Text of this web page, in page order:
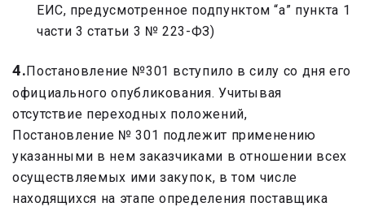
ЕИС, предусмотренное подпунктом “а” пункта 1
части 3 статьи 3 № 223-ФЗ)
4. Постановление №301 вступило в силу со дня его
официального опубликования. Учитывая
отсутствие переходных положений,
Постановление № 301 подлежит применению
указанными в нем заказчиками в отношении всех
осуществляемых ими закупок, в том числе
находящихся на этапе определения поставщика